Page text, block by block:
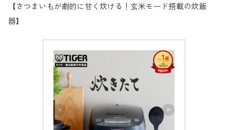
【さつまいもが劇的に甘く炊ける！玄米モード搭載の炊飯
器】